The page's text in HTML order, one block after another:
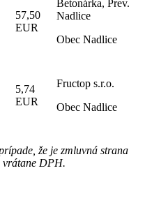
57,50
EUR
Betonárka, Prev.
Nadlice
Obec Nadlice
5,74
EUR
Fructop s.r.o.
Obec Nadlice
že je zmluvná strana
vrátane DPH.